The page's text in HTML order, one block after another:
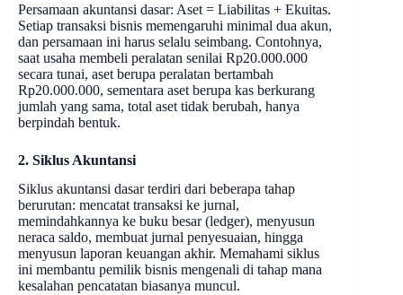
Persamaan akuntansi dasar: Aset = Liabilitas + Ekuitas.
Setiap transaksi bisnis memengaruhi minimal dua akun,
dan persamaan ini harus selalu seimbang. Contohnya,
saat usaha membeli peralatan senilai Rp20.000.000
secara tunai, aset berupa peralatan bertambah
Rp20.000.000, sementara aset berupa kas berkurang
jumlah yang sama, total aset tidak berubah, hanya
berpindah bentuk.
2. Siklus Akuntansi
Siklus akuntansi dasar terdiri dari beberapa tahap
berurutan: mencatat transaksi ke jurnal,
memindahkannya ke buku besar (ledger), menyusun
neraca saldo, membuat jurnal penyesuaian, hingga
menyusun laporan keuangan akhir. Memahami siklus
ini membantu pemilik bisnis mengenali di tahap mana
kesalahan pencatatan biasanya muncul.